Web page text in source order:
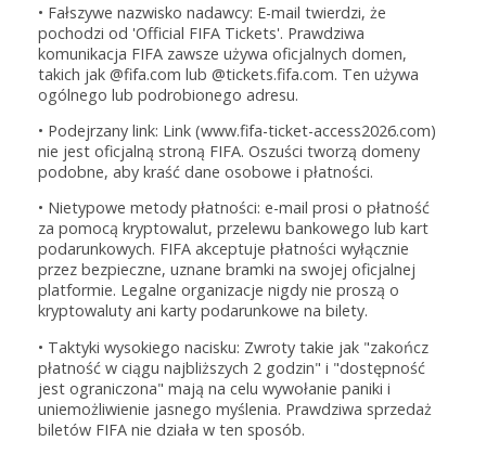
• Fałszywe nazwisko nadawcy: E-mail twierdzi, że
pochodzi od 'Official FIFA Tickets'. Prawdziwa
komunikacja FIFA zawsze używa oficjalnych domen,
takich jak @fifa.com lub @tickets.fifa.com. Ten używa
ogólnego lub podrobionego adresu.
• Podejrzany link: Link (www.fifa-ticket-access2026.com)
nie jest oficjalną stroną FIFA. Oszuści tworzą domeny
podobne, aby kraść dane osobowe i płatności.
• Nietypowe metody płatności: e-mail prosi o płatność
za pomocą kryptowalut, przelewu bankowego lub kart
podarunkowych. FIFA akceptuje płatności wyłącznie
przez bezpieczne, uznane bramki na swojej oficjalnej
platformie. Legalne organizacje nigdy nie proszą o
kryptowaluty ani karty podarunkowe na bilety.
• Taktyki wysokiego nacisku: Zwroty takie jak "zakończ
płatność w ciągu najbliższych 2 godzin" i "dostępność
jest ograniczona" mają na celu wywołanie paniki i
uniemożliwienie jasnego myślenia. Prawdziwa sprzedaż
biletów FIFA nie działa w ten sposób.